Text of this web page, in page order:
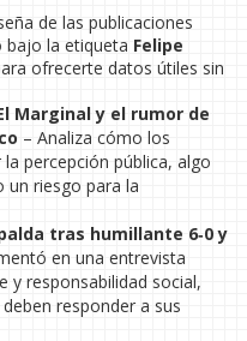
de las publicaciones
bajo la etiqueta Felipe
ofrecerte datos útiles sin
Marginal y el rumor de
– Analiza cómo los
percepción pública, algo
un riesgo para la
tras humillante 6‑0 y
en una entrevista
y responsabilidad social,
responder a sus